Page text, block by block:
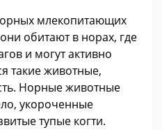
млекопитающих
обитают в норах, где
и могут активно
такие животные,
Норные животные
укороченные
тупые когти.